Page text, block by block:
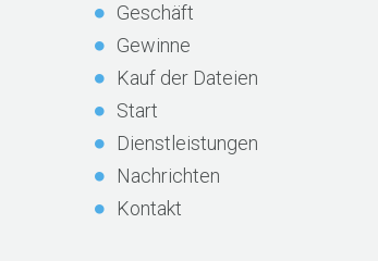
Geschäft
Gewinne
Kauf der Dateien
Start
Dienstleistungen
Nachrichten
Kontakt